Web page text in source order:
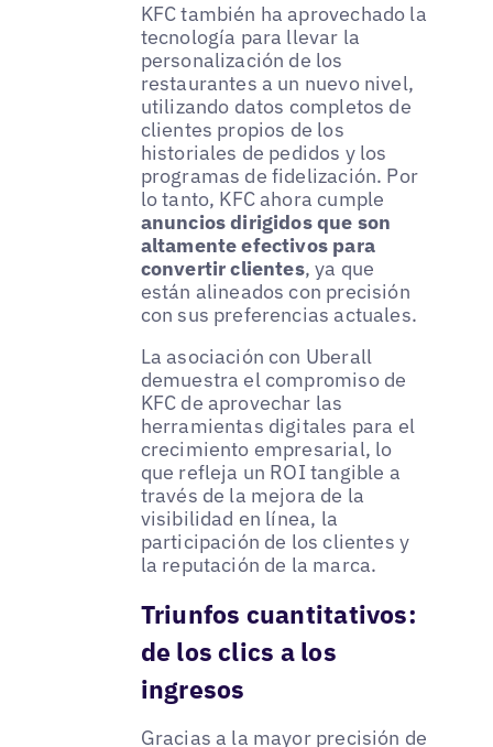
KFC también ha aprovechado la
tecnología para llevar la
personalización de los
restaurantes a un nuevo nivel,
utilizando datos completos de
clientes propios de los
historiales de pedidos y los
programas de fidelización. Por
lo tanto, KFC ahora cumple
anuncios dirigidos que son
altamente efectivos para
convertir clientes, ya que
están alineados con precisión
con sus preferencias actuales.
La asociación con Uberall
demuestra el compromiso de
KFC de aprovechar las
herramientas digitales para el
crecimiento empresarial, lo
que refleja un ROI tangible a
través de la mejora de la
visibilidad en línea, la
participación de los clientes y
la reputación de la marca.
Triunfos cuantitativos:
de los clics a los
ingresos
Gracias a la mayor precisión de